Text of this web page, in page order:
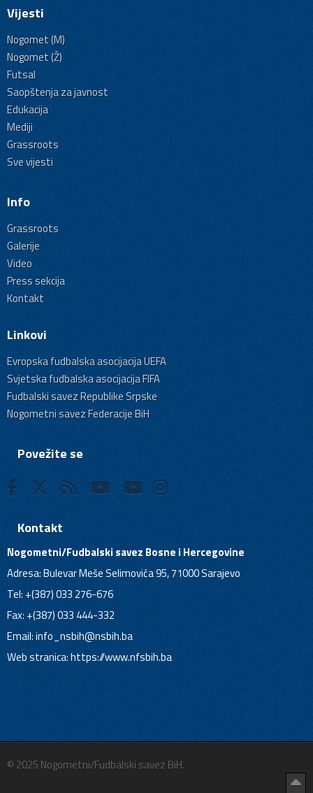
Vijesti
Nogomet (M)
Nogomet (Ž)
Futsal
Saopštenja za javnost
Edukacija
Mediji
Grassroots
Sve vijesti
Info
Grassroots
Galerije
Video
Press sekcija
Kontakt
Linkovi
Evropska fudbalska asocijacija UEFA
Svjetska fudbalska asocijacija FIFA
Fudbalski savez Republike Srpske
Nogometni savez Federacije BiH
Povežite se
Kontakt
Nogometni/Fudbalski savez Bosne i Hercegovine
Adresa: Bulevar Meše Selimovića 95, 71000 Sarajevo
Tel: +(387) 033 276-676
Fax: +(387) 033 444-332
Email:info_nsbih@nsbih.ba
Web stranica: https://www.nfsbih.ba
© 2025 Nogometni/Fudbalski savez BiH.